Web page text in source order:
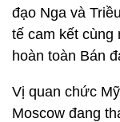
đạo Nga và
tế cam kết cùng
hoàn toàn Bán
Vị quan chức
Moscow đang